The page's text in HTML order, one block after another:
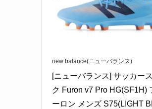
new balance(ニューバランス)
[ニューバランス] サッカー
ク Furon v7 Pro HG(SF1H)
ーロン メンズ S75(LIGHT